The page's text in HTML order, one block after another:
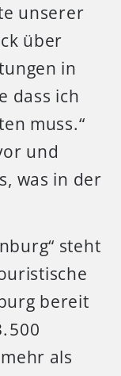
unserer
über
in
dass ich
muss.“
und
was in der
steht
bereit
500
als